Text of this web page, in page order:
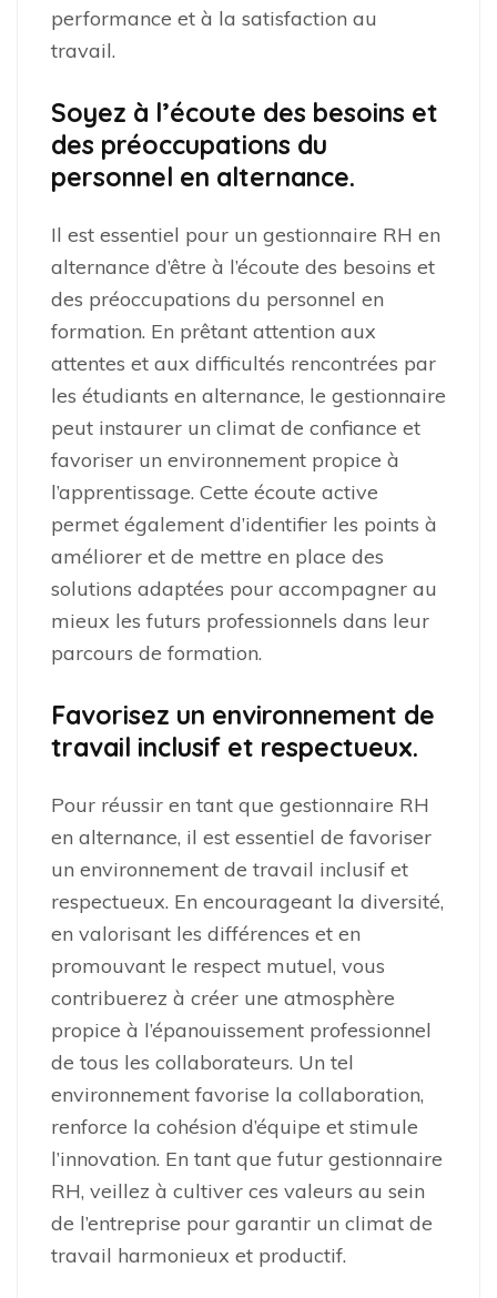
performance et à la satisfaction au
travail.
Soyez à l’écoute des besoins et
des préoccupations du
personnel en alternance.
Il est essentiel pour un gestionnaire RH en
alternance d’être à l’écoute des besoins et
des préoccupations du personnel en
formation. En prêtant attention aux
attentes et aux difficultés rencontrées par
les étudiants en alternance, le gestionnaire
peut instaurer un climat de confiance et
favoriser un environnement propice à
l’apprentissage. Cette écoute active
permet également d’identifier les points à
améliorer et de mettre en place des
solutions adaptées pour accompagner au
mieux les futurs professionnels dans leur
parcours de formation.
Favorisez un environnement de
travail inclusif et respectueux.
Pour réussir en tant que gestionnaire RH
en alternance, il est essentiel de favoriser
un environnement de travail inclusif et
respectueux. En encourageant la diversité,
en valorisant les différences et en
promouvant le respect mutuel, vous
contribuerez à créer une atmosphère
propice à l’épanouissement professionnel
de tous les collaborateurs. Un tel
environnement favorise la collaboration,
renforce la cohésion d’équipe et stimule
l’innovation. En tant que futur gestionnaire
RH, veillez à cultiver ces valeurs au sein
de l’entreprise pour garantir un climat de
travail harmonieux et productif.